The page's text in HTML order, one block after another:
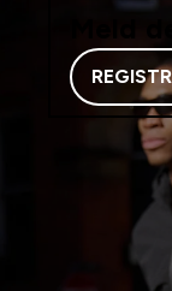
Meld